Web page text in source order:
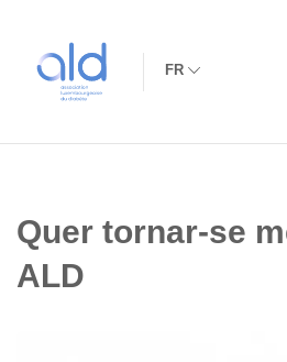
FR
Quer tornar-se
ALD